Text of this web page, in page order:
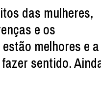
das mulheres,
e os
melhores e a
sentido.